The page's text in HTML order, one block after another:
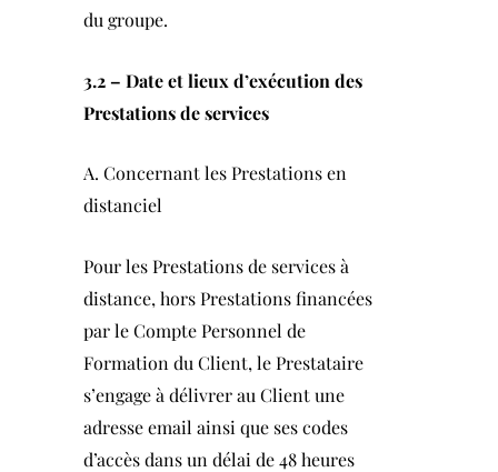
du groupe.
3.2 – Date et lieux d’exécution des
Prestations de services
A. Concernant les Prestations en
distanciel
Pour les Prestations de services à
distance, hors Prestations financées
par le Compte Personnel de
Formation du Client, le Prestataire
s’engage à délivrer au Client une
adresse email ainsi que ses codes
d’accès dans un délai de 48 heures